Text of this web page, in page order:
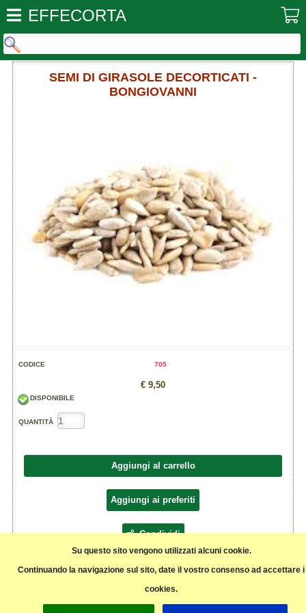
Su questo sito vengono utilizzati alcuni cookie.
Continuando la navigazione sul sito, date il vostro consenso ad accettare i
cookies.
EFFECORTA
SEMI DI GIRASOLE DECORTICATI -
BONGIOVANNI
CODICE 705
€ 9,50
DISPONIBILE
QUANTITÀ
Aggiungi al carrello
Aggiungi ai preferiti
Condividi
Semi di girasole decorticati, venduti sfusi.